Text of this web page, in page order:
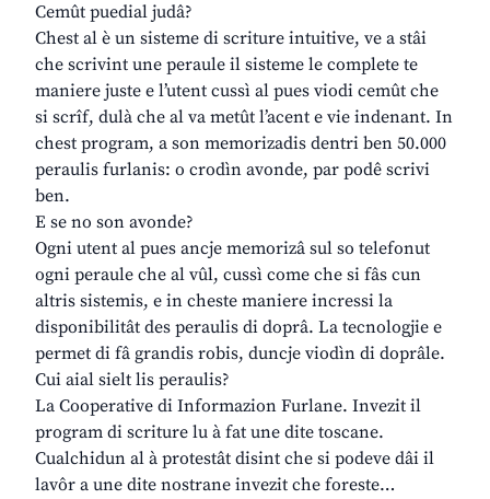
Cemût puedial judâ?
Chest al è un sisteme di scriture intuitive, ve a stâi
che scrivint une peraule il sisteme le complete te
maniere juste e l’utent cussì al pues viodi cemût che
si scrîf, dulà che al va metût l’acent e vie indenant. In
chest program, a son memorizadis dentri ben 50.000
peraulis furlanis: o crodìn avonde, par podê scrivi
ben.
E se no son avonde?
Ogni utent al pues ancje memorizâ sul so telefonut
ogni peraule che al vûl, cussì come che si fâs cun
altris sistemis, e in cheste maniere incressi la
disponibilitât des peraulis di doprâ. La tecnologjie e
permet di fâ grandis robis, duncje viodìn di doprâle.
Cui aial sielt lis peraulis?
La Cooperative di Informazion Furlane. Invezit il
program di scriture lu à fat une dite toscane.
Cualchidun al à protestât disint che si podeve dâi il
lavôr a une dite nostrane invezit che foreste…